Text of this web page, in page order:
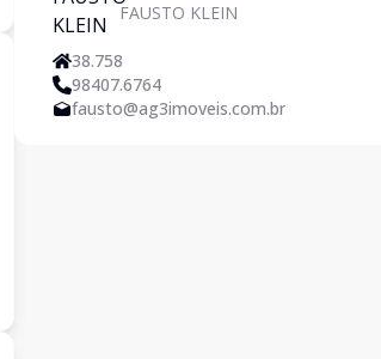
FAUSTO KLEIN
38.758
98407.6764
fausto@ag3imoveis.com.br